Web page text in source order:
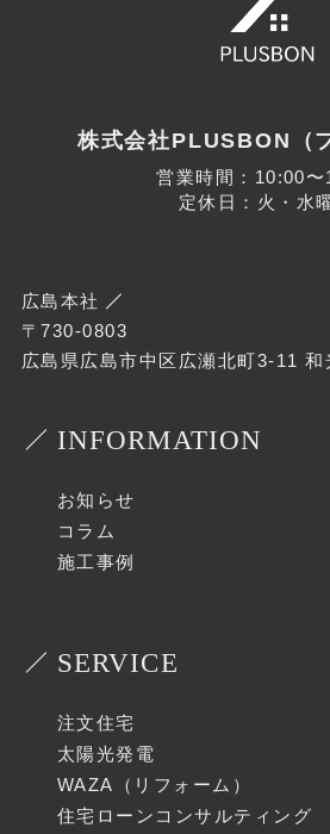
株式会社PLUSBON（
営業時間：10:00〜
定休日：火・水
広島本社
〒730-0803
広島県広島市中区広瀬北町3-11 和
INFORMATION
お知らせ
コラム
施工事例
SERVICE
注文住宅
太陽光発電
WAZA（リフォーム）
住宅ローンコンサルティング